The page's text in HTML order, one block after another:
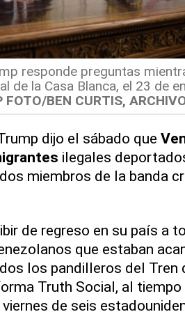
responde preguntas
de la Casa Blanca, el 23 de
FOTO/BEN CURTIS,
dijo el sábado que
ilegales
miembros de la banda
de regreso en su país a
que estaban
los pandilleros del Tren
Truth Social, al tiempo
de seis